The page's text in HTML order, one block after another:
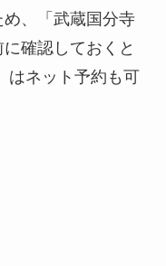
、「武蔵国分寺
確認しておくと
はネット予約も可